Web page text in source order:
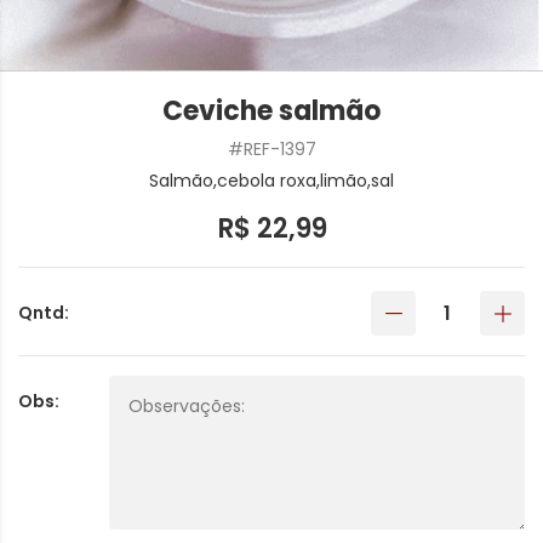
Ceviche salmão
#REF-1397
Salmão,cebola roxa,limão,sal
R$ 22,99
Qntd:
Obs: